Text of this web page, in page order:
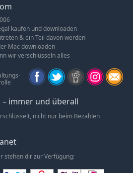
Herstellern, in 3 Kategorien:
Sprint, Offroad-Rundkurs,
geschlossener Rundkurs
und Sponsoren
Wüste, Wald, Berge,
mit Team- und
8 Spieler
kaufen und downloaden
& ein Teil davon werden
Mac downloaden
wir verschlüsseln alles
immer und überall
nicht nur beim Bezahlen
stehen dir zur Verfügung: